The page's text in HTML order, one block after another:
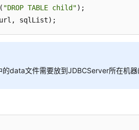
( "DROP TABLE child");
sqlList);
的data文件需要放到JDBCServer所在机器